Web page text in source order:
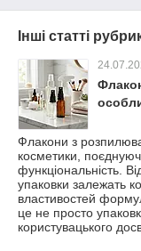
Інші статті
Флакони з
косметики,
функціональність.
упаковки залежать
властивостей
це не просто
користувацького